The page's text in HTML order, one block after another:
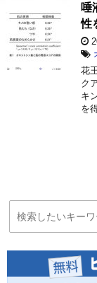
唾
性
花
ク
キ
を